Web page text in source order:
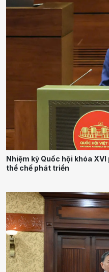
Nhiệm kỳ Quốc hội khóa
thể chế phát triển